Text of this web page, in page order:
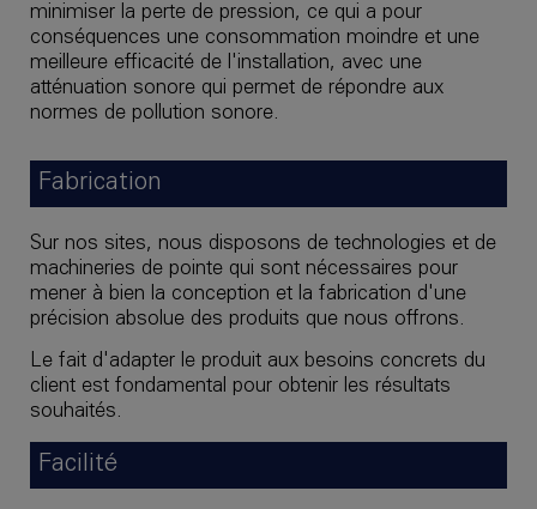
minimiser la perte de pression, ce qui a pour
conséquences une consommation moindre et une
meilleure efficacité de l'installation, avec une
atténuation sonore qui permet de répondre aux
normes de pollution sonore.
Fabrication
Sur nos sites, nous disposons de technologies et de
machineries de pointe qui sont nécessaires pour
mener à bien la conception et la fabrication d'une
précision absolue des produits que nous offrons.
Le fait d'adapter le produit aux besoins concrets du
client est fondamental pour obtenir les résultats
souhaités.
Facilité